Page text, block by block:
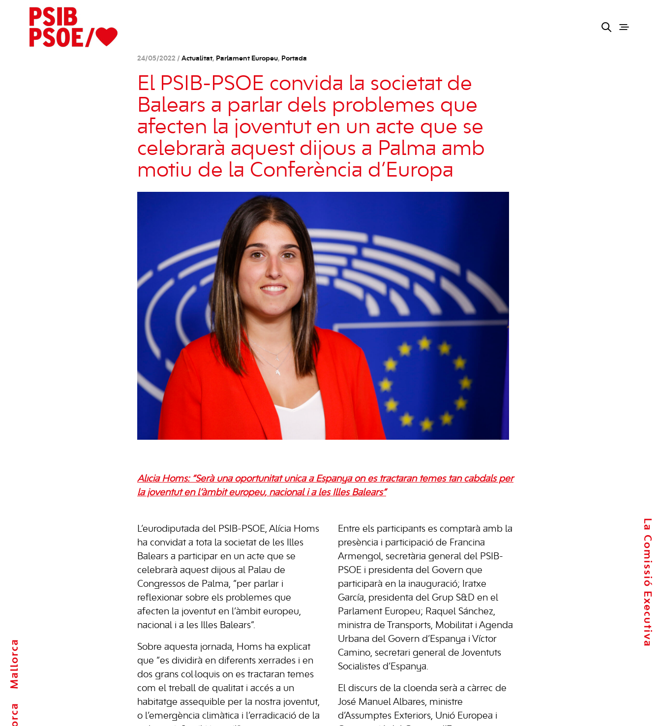
Mallorca
La Comissió Executiva
24/05/2022 / Actualitat, Parlament Europeu, Portada
El PSIB-PSOE convida la societat de
Balears a parlar dels problemes que
afecten la joventut en un acte que se
celebrarà aquest dijous a Palma amb
motiu de la Conferència d’Europa
Alícia Homs: “Serà una oportunitat única a Espanya on es tractaran temes tan cabdals per
la joventut en l’àmbit europeu, nacional i a les Illes Balears”
L’eurodiputada del PSIB-PSOE, Alícia Homs
ha convidat a tota la societat de les Illes
Balears a participar en un acte que se
celebrarà aquest dijous al Palau de
Congressos de Palma, “per parlar i
reflexionar sobre els problemes que
afecten la joventut en l’àmbit europeu,
nacional i a les Illes Balears”.
Sobre aquesta jornada, Homs ha explicat
que “es dividirà en diferents xerrades i en
dos grans col·loquis on es tractaran temes
com el treball de qualitat i accés a un
habitatge assequible per la nostra joventut,
o l’emergència climàtica i l’erradicació de la
Entre els participants es comptarà amb la
presència i participació de Francina
Armengol, secretària general del PSIB-
PSOE i presidenta del Govern que
participarà en la inauguració; Iratxe
García, presidenta del Grup S&D en el
Parlament Europeu; Raquel Sánchez,
ministra de Transports, Mobilitat i Agenda
Urbana del Govern d’Espanya i Víctor
Camino, secretari general de Joventuts
Socialistes d’Espanya.
El discurs de la cloenda serà a càrrec de
José Manuel Albares, ministre
d’Assumptes Exteriors, Unió Europea i